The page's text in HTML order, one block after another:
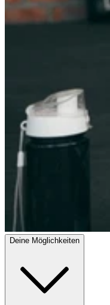
Deine Möglichkeiten